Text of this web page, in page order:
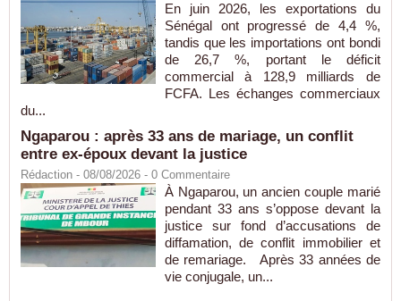
En juin 2026, les exportations du
Sénégal ont progressé de 4,4 %,
tandis que les importations ont bondi
de 26,7 %, portant le déficit
commercial à 128,9 milliards de
FCFA. Les échanges commerciaux
du...
Ngaparou : après 33 ans de mariage, un conflit
entre ex-époux devant la justice
Rédaction - 08/08/2026 - 0 Commentaire
À Ngaparou, un ancien couple marié
pendant 33 ans s’oppose devant la
justice sur fond d’accusations de
diffamation, de conflit immobilier et
de remariage. Après 33 années de
vie conjugale, un...